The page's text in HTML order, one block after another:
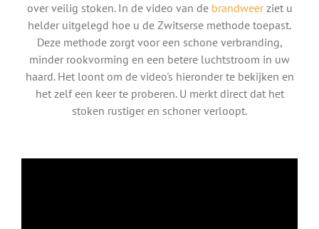
over veilig stoken. In de video van de brandweerziet u
helder uitgelegd hoe u de Zwitserse methode toepast.
Deze methode zorgt voor een schone verbranding,
minder rookvorming en een betere luchtstroom in uw
haard. Het loont om de video's hieronder te bekijken en
het zelf een keer te proberen. U merkt direct dat het
stoken rustiger en schoner verloopt.